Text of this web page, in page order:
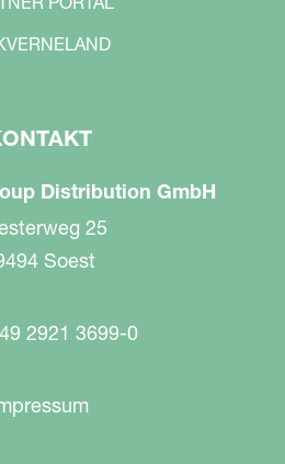
Distribution GmbH
25
Soest
2921 3699-0